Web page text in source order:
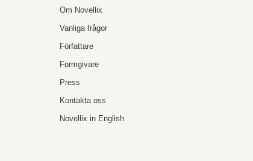
Om Novellix
Vanliga frågor
Författare
Formgivare
Press
Kontakta oss
Novellix in English